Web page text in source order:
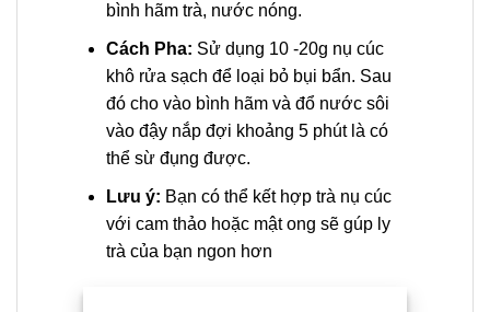
bình hãm trà, nước nóng.
Cách Pha: Sử dụng 10 -20g nụ cúc
khô rửa sạch để loại bỏ bụi bẩn. Sau
đó cho vào bình hãm và đổ nước sôi
vào đậy nắp đợi khoảng 5 phút là có
thể sừ đụng được.
Lưu ý: Bạn có thể kết hợp trà nụ cúc
với cam thảo hoặc mật ong sẽ gúp ly
trà của bạn ngon hơn